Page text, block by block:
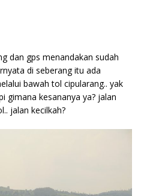
dan gps menandakan sudah
di seberang itu ada
bawah tol cipularang.. yak
gimana kesananya ya? jalan
jalan kecilkah?